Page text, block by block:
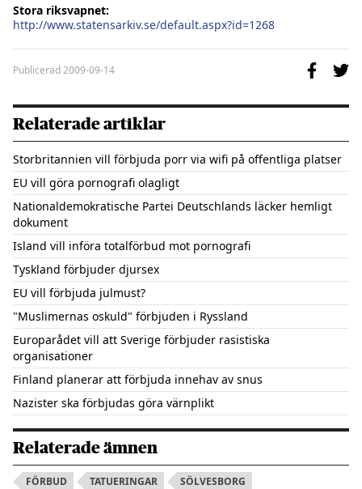
Stora riksvapnet:
http://www.statensarkiv.se/default.aspx?id=1268
Publicerad2009-09-14
Relaterade artiklar
Storbritannien vill förbjuda porr via wifi på offentliga platser
EU vill göra pornografi olagligt
Nationaldemokratische Partei Deutschlands läcker hemligt
dokument
Island vill införa totalförbud mot pornografi
Tyskland förbjuder djursex
EU vill förbjuda julmust?
"Muslimernas oskuld" förbjuden i Ryssland
Europarådet vill att Sverige förbjuder rasistiska
organisationer
Finland planerar att förbjuda innehav av snus
Nazister ska förbjudas göra värnplikt
Relaterade ämnen
FÖRBUD TATUERINGAR SÖLVESBORG